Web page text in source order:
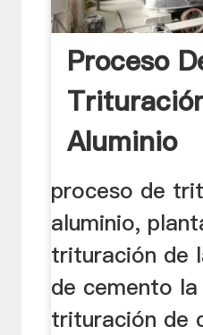
Proceso
Aluminio
proceso de
aluminio,
trituración de
de cemento
trituración de